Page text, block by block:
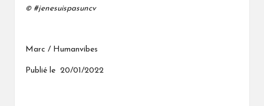
© #jenesuispasuncv
Marc / Humanvibes
Publié le 20/01/2022